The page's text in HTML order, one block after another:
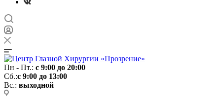
Пн - Пт.: с 9:00 до 20:00
Сб.:с 9:00 до 13:00
Вс.: выходной